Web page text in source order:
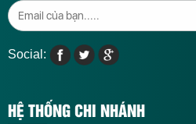
Social:
HỆ THỐNG CHI NHÁNH